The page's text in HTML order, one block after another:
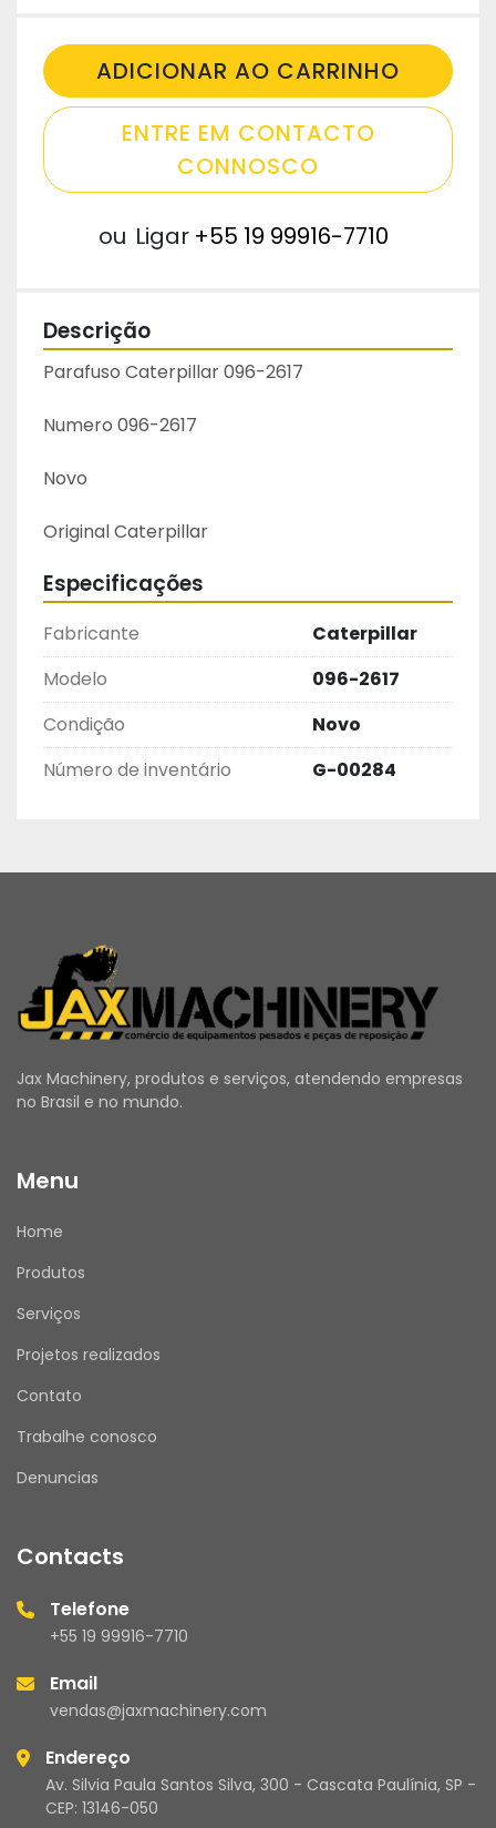
ADICIONAR AO CARRINHO
ENTRE EM CONTACTO
CONNOSCO
ou Ligar +55 19 99916-7710
Descrição
Parafuso Caterpillar 096-2617
Numero 096-2617
Novo
Original Caterpillar
Especificações
Fabricante
Caterpillar
Modelo
096-2617
Condição
Novo
Número de inventário
G-00284
Jax Machinery, produtos e serviços, atendendo empresas
no Brasil e no mundo.
Menu
Home
Produtos
Serviços
Projetos realizados
Contato
Trabalhe conosco
Denuncias
Contacts
Telefone
+55 19 99916-7710
Email
vendas@jaxmachinery.com
Endereço
Av. Silvia Paula Santos Silva, 300 - Cascata Paulínia, SP -
CEP: 13146-050